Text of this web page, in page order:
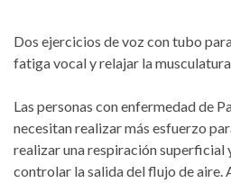
Dos ejercicios de voz con tubo
fatiga vocal y relajar la
Las personas con enfermedad de
necesitan realizar más esfuerzo
realizar una respiración
controlar la salida del flujo de aire.